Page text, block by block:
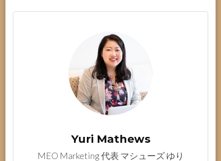
Yuri Mathews
MEO Marketing 代表 マシューズ ゆり